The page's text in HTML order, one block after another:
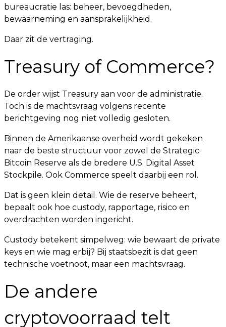
bureaucratie las: beheer, bevoegdheden,
bewaarneming en aansprakelijkheid.
Daar zit de vertraging.
Treasury of Commerce?
De order wijst Treasury aan voor de administratie.
Toch is de machtsvraag volgens recente
berichtgeving nog niet volledig gesloten.
Binnen de Amerikaanse overheid wordt gekeken
naar de beste structuur voor zowel de Strategic
Bitcoin Reserve als de bredere U.S. Digital Asset
Stockpile. Ook Commerce speelt daarbij een rol.
Dat is geen klein detail. Wie de reserve beheert,
bepaalt ook hoe custody, rapportage, risico en
overdrachten worden ingericht.
Custody betekent simpelweg: wie bewaart de private
keys en wie mag erbij? Bij staatsbezit is dat geen
technische voetnoot, maar een machtsvraag.
De andere
cryptovoorraad telt